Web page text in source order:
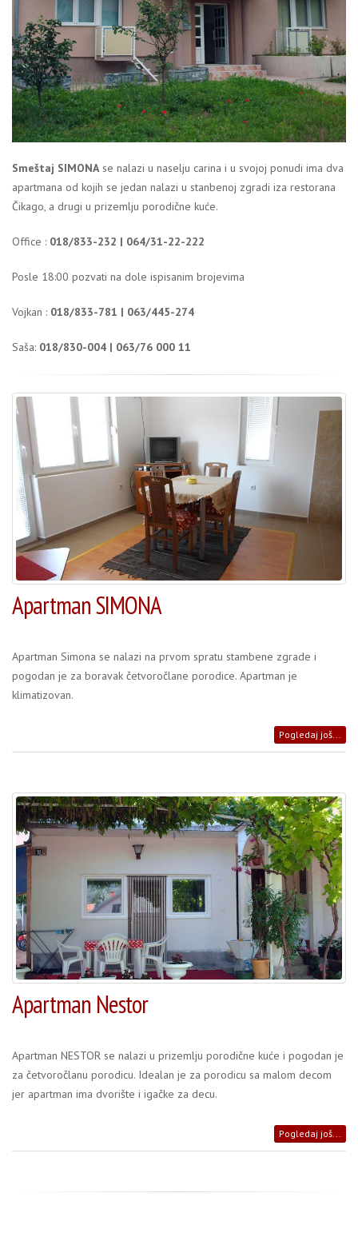
Smeštaj SIMONAse nalazi u naselju carina i u svojoj ponudi ima dva
apartmana od kojih se jedan nalazi u stanbenoj zgradi iza restorana
Čikago, a drugi u prizemlju porodične kuće.
Office : 018/833-232 | 064/31-22-222
Posle 18:00 pozvati na dole ispisanim brojevima
Vojkan : 018/833-781 | 063/445-274
Saša: 018/830-004 | 063/76 000 11
Apartman SIMONA
Apartman Simona se nalazi na prvom spratu stambene zgrade i
pogodan je za boravak četvoročlane porodice. Apartman je
klimatizovan.
Pogledaj još...
Apartman Nestor
Apartman NESTOR se nalazi u prizemlju porodične kuće i pogodan je
za četvoročlanu porodicu. Idealan je za porodicu sa malom decom
jer apartman ima dvorište i igačke za decu.
Pogledaj još...